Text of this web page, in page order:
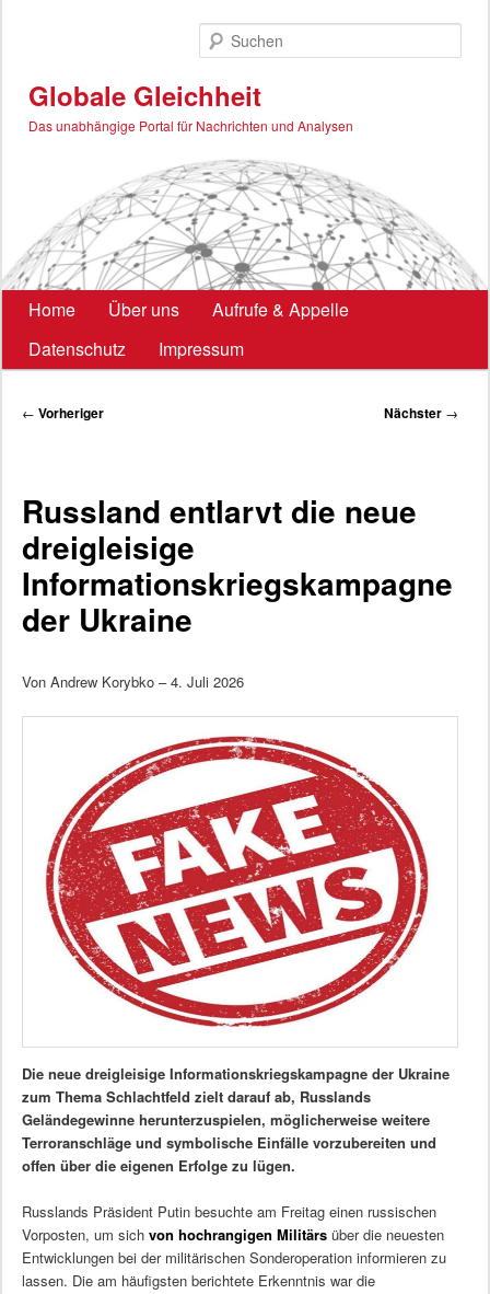
Globale Gleichheit
Das unabhängige Portal für Nachrichten und Analysen
Hauptmenü
Home Über uns
Aufrufe & Appelle
Datenschutz
Impressum
Beitragsnavigation
← Vorheriger Nächster →
Russland entlarvt die neue
dreigleisige
Informationskriegskampagne
der Ukraine
Von Andrew Korybko – 4. Juli 2026
Die neue dreigleisige Informationskriegskampagne der Ukraine
zum Thema Schlachtfeld zielt darauf ab, Russlands
Geländegewinne herunterzuspielen, möglicherweise weitere
Terroranschläge und symbolische Einfälle vorzubereiten und
offen über die eigenen Erfolge zu lügen.
Russlands Präsident Putin besuchte am Freitag einen russischen
Vorposten, um sich von hochrangigen Militärsüber die neuesten
Entwicklungen bei der militärischen Sonderoperation informieren zu
lassen. Die am häufigsten berichtete Erkenntnis war die